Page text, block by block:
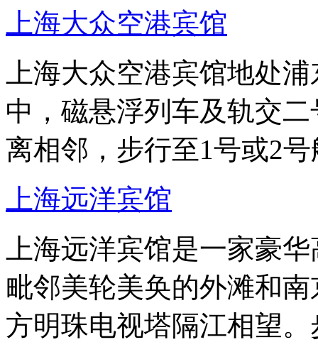
上海大众空港宾馆
上海大众空港宾馆地处
中，磁悬浮列车及轨交
离相邻，步行至1号或2
上海远洋宾馆
上海远洋宾馆是一家豪
毗邻美轮美奂的外滩和
方明珠电视塔隔江相望